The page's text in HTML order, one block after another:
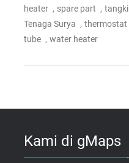
heater , spare part , tangki
Tenaga Surya , thermostat
tube , water heater
Kami di gMaps